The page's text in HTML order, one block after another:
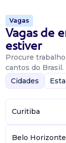
Vagas
Vagas de
estiver
Procure
cantos do Brasil.
Cidades
Curitiba
Belo Horizonte